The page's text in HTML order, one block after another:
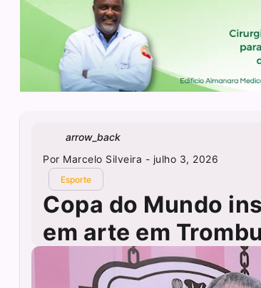
arrow_back
Por Marcelo Silveira - julho 3, 2026
Esporte
Copa do Mundo
em arte em